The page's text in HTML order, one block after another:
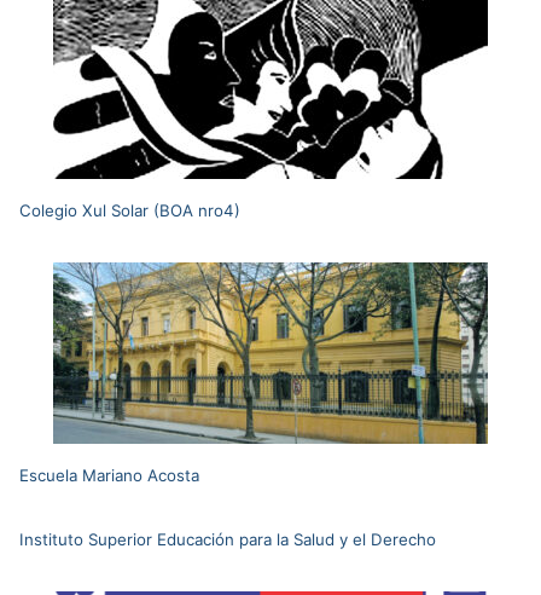
Colegio Xul Solar (BOA nro4)
Escuela Mariano Acosta
Instituto Superior Educación para la Salud y el Derecho